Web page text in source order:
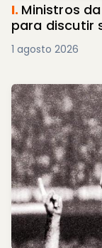
I. Ministros
para discutir
1 agosto 2026